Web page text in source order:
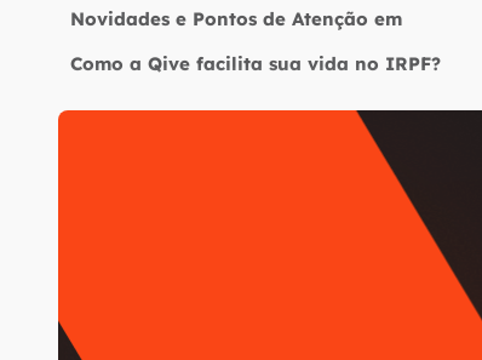
Novidades e Pontos de Atenção em
Como a Qive facilita sua vida no IRPF?